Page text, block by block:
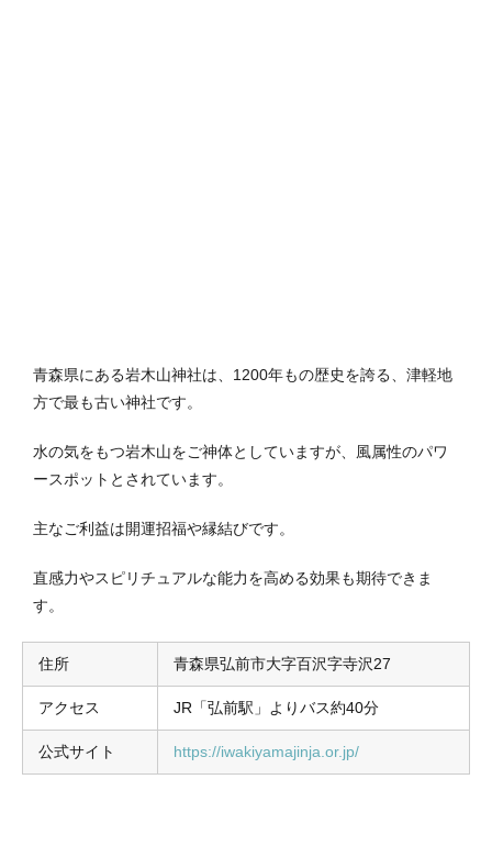
青森県にある岩木山神社は、1200年もの歴史を誇る、津軽地
方で最も古い神社です。
水の気をもつ岩木山をご神体としていますが、風属性のパワ
ースポットとされています。
主なご利益は開運招福や縁結びです。
直感力やスピリチュアルな能力を高める効果も期待できま
す。
住所 青森県弘前市大字百沢字寺沢27
アクセス JR「弘前駅」よりバス約40分
公式サイト https://iwakiyamajinja.or.jp/